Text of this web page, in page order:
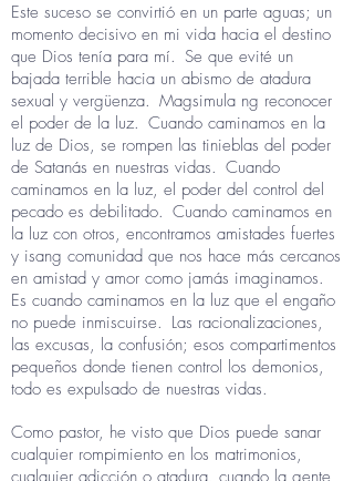
Este suceso se convirtió en un parte aguas; un
momento decisivo en mi vida hacia el destino
que Dios tenía para mí. Se que evité un
bajada terrible hacia un abismo de atadura
sexual y vergüenza. Magsimula ng reconocer
el poder de la luz. Cuando caminamos en la
luz de Dios, se rompen las tinieblas del poder
de Satanás en nuestras vidas. Cuando
caminamos en la luz, el poder del control del
pecado es debilitado. Cuando caminamos en
la luz con otros, encontramos amistades fuertes
y isang comunidad que nos hace más cercanos
en amistad y amor como jamás imaginamos.
Es cuando caminamos en la luz que el engaño
no puede inmiscuirse. Las racionalizaciones,
las excusas, la confusión; esos compartimentos
pequeños donde tienen control los demonios,
todo es expulsado de nuestras vidas.
Como pastor, he visto que Dios puede sanar
cualquier rompimiento en los matrimonios,
cualquier adicción o atadura, cuando la gente